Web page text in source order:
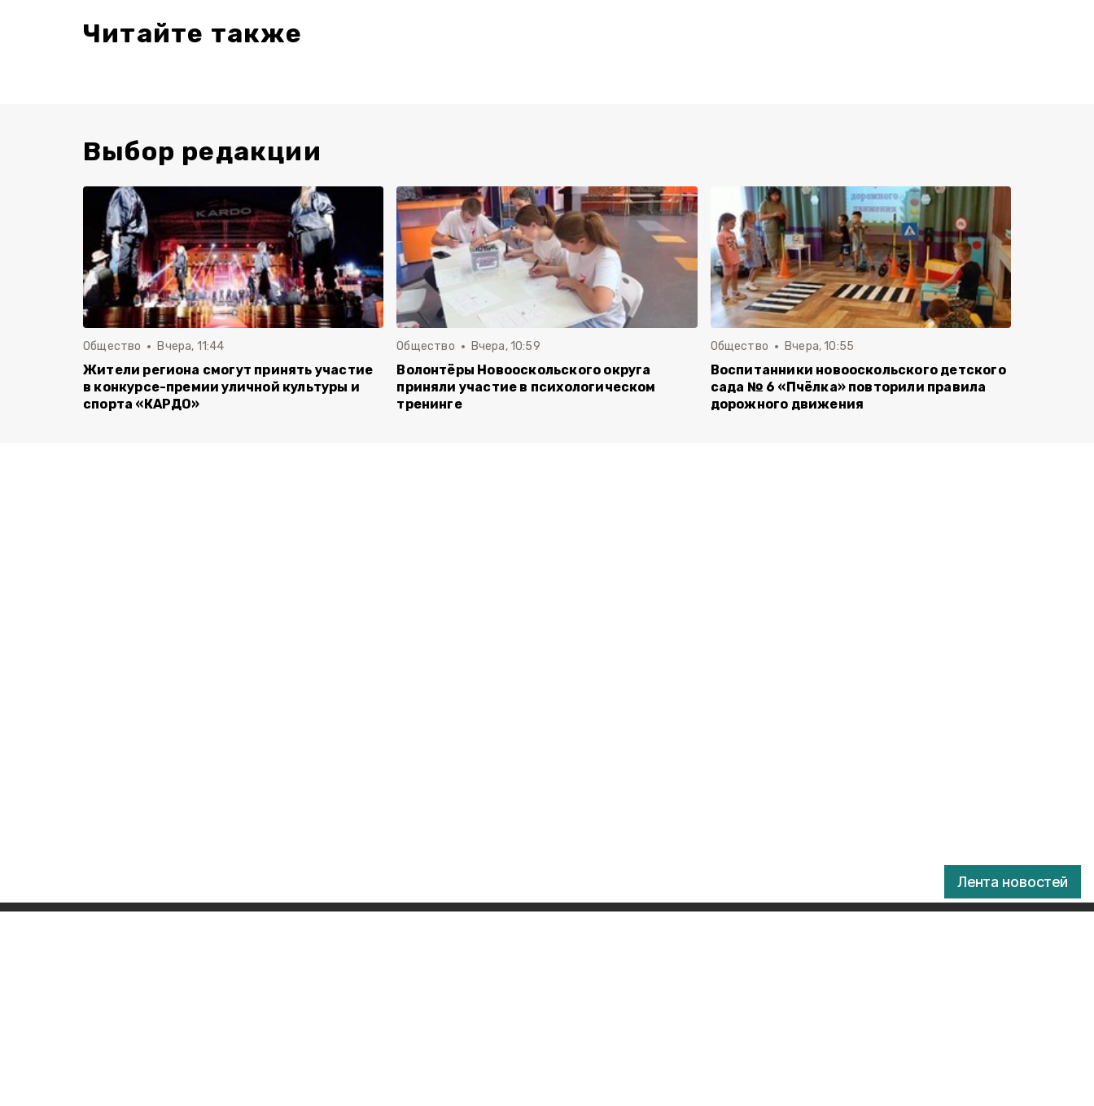
Лента новостей
Читайте также
Выбор редакции
Общество Вчера, 11:44
Жители региона смогут принять участие
в конкурсе-премии уличной культуры и
спорта «КАРДО»
Общество Вчера, 10:59
Волонтёры Новооскольского округа
приняли участие в психологическом
тренинге
Общество Вчера, 10:55
Воспитанники новооскольского детского
сада № 6 «Пчёлка» повторили правила
дорожного движения